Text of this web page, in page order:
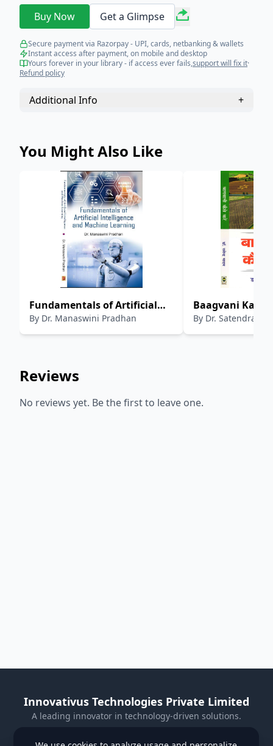
Buy Now Get a Glimpse
Secure payment via Razorpay - UPI, cards, netbanking & wallets
Instant access after payment, on mobile and desktop
Yours forever in your library - if access ever fails,support will fix it·
Refund policy
Additional Info +
You Might Also Like
Fundamentals of Artificial
Intelligence and Machine
Learning
By Dr. Manaswini Pradhan
Baagvani Kaise
By Dr. Satendra
Reviews
No reviews yet. Be the first to leave one.
Innovativus Technologies Private Limited
A leading innovator in technology-driven solutions.